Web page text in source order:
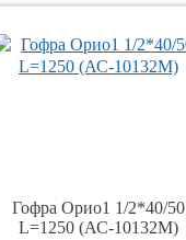
Гофра Орио1 1/2*40/50
L=1250 (АС-10132М)